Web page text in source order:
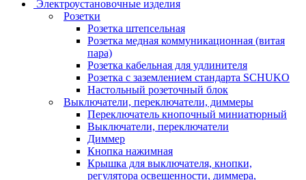
Электроустановочные изделия
Розетки
Розетка штепсельная
Розетка медная коммуникационная (витая
пара)
Розетка кабельная для удлинителя
Розетка с заземлением стандарта SCHUKO
Настольный розеточный блок
Выключатели, переключатели, диммеры
Переключатель кнопочный миниатюрный
Выключатели, переключатели
Диммер
Кнопка нажимная
Крышка для выключателя, кнопки,
регулятора освещенности, диммера,